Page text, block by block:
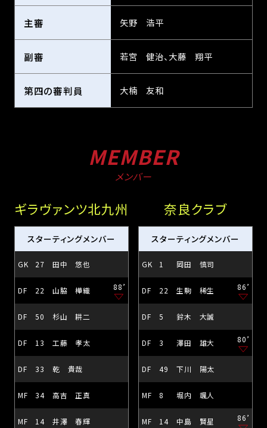
主審 矢野 浩平
副審 若宮 健治、大藤 翔平
第四の審判員 大楠 友和
MEMBER
メンバー
ギラヴァンツ北九州
スターティングメンバー
GK 27 田中 悠也
DF 22 山脇 樺織 88’
DF 50 杉山 耕二
DF 13 工藤 孝太
DF 33 乾 貴哉
MF 34 高吉 正真
MF 14 井澤 春輝
奈良クラブ
スターティングメンバー
GK 1 岡田 慎司
DF 22 生駒 稀生 86’
DF 5 鈴木 大誠
DF 3 澤田 雄大 80’
DF 49 下川 陽太
MF 8 堀内 颯人
MF 14 中島 賢星 86’